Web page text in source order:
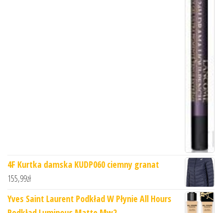
4F Kurtka damska KUDP060 ciemny granat
155,99zł
Yves Saint Laurent Podkład W Płynie All Hours